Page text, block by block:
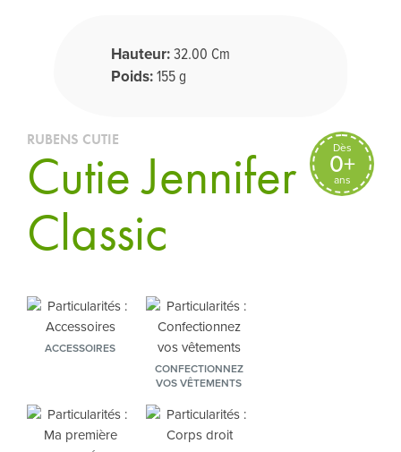
Hauteur:32.00 Cm
Poids:155 g
RUBENS CUTIE
Cutie Jennifer
Classic
Dès
0+
ans
ACCESSOIRES
CONFECTIONNEZ
VOS VÊTEMENTS